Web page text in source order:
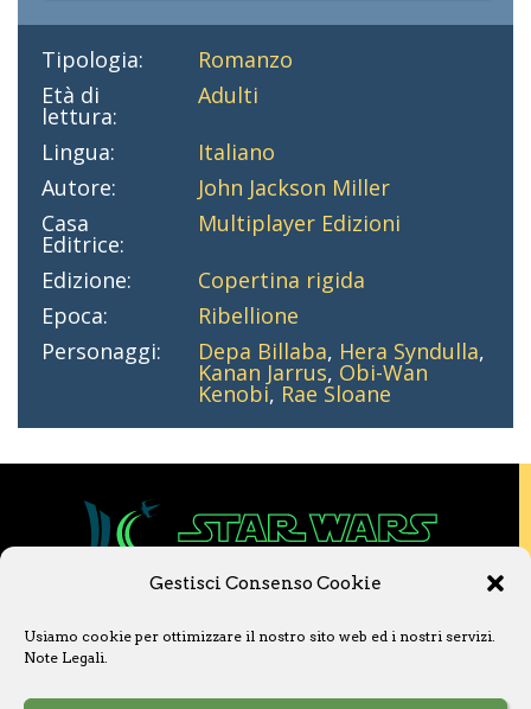
Gestisci Consenso Cookie
Usiamo cookie per ottimizzare il nostro sito web ed i nostri servizi.
Note Legali.
Tipologia:
Romanzo
Età di
lettura:
Adulti
Lingua:
Italiano
Autore:
John Jackson Miller
Casa
Editrice:
Multiplayer Edizioni
Edizione:
Copertina rigida
Epoca:
Ribellione
Personaggi:
Depa Billaba, Hera Syndulla,
Kanan Jarrus, Obi-Wan
Kenobi, Rae Sloane
Questo sito non è collegato a Lucasfilm LTD o
a The Walt Disney Company o ad altre